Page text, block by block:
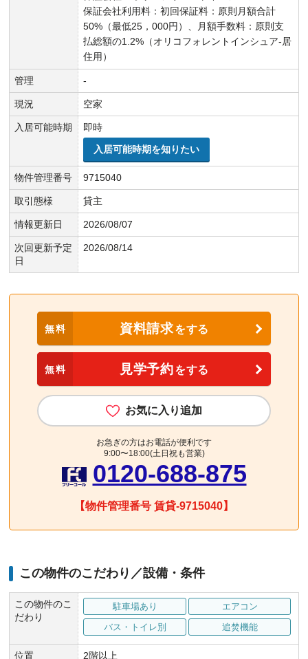
保証会社利用料：初回保証料：原則月額合計
50%（最低25，000円）、月額手数料：原則支
払総額の1.2%（オリコフォレントインシュア-居
住用）
管理 -
現況 空家
入居可能時期
即時
入居可能時期を知りたい
物件管理番号 9715040
取引態様 貸主
情報更新日 2026/08/07
次回更新予定
日
2026/08/14
無料 資料請求をする
無料 見学予約をする
お気に入り追加
お急ぎの方はお電話が便利です
9:00〜18:00(土日祝も営業)
0120-688-875
【物件管理番号 賃貸-9715040】
この物件のこだわり／設備・条件
この物件のこ
だわり
駐車場あり
エアコン
バス・トイレ別
追焚機能
位置 2階以上